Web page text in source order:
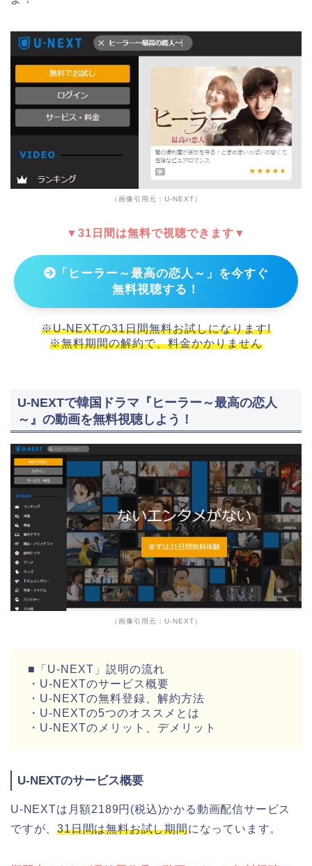
（画像引用元：U-NEXT）
▼31日間は無料で視聴できます▼
「ヒーラー～最高の恋人～」を今すぐ
無料視聴する！
※U-NEXTの31日間無料お試しになります!
※無料期間の解約で、料金かかりません
U-NEXTで韓国ドラマ『ヒーラー～最高の恋人
～』の動画を無料視聴しよう！
（画像引用元：U-NEXT）
■「U-NEXT」説明の流れ
・U-NEXTのサービス概要
・U-NEXTの無料登録、解約方法
・U-NEXTの5つのオススメとは
・U-NEXTのメリット、デメリット
U-NEXTのサービス概要
U-NEXTは月額2189円(税込)かかる動画配信サービス
ですが、31日間は無料お試し期間になっています。